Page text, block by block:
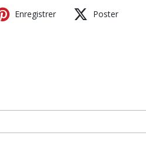
Enregistrer Poster